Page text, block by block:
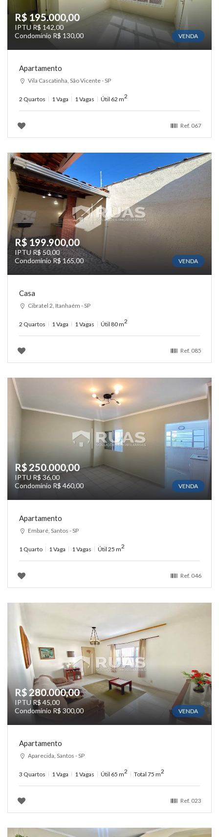
R$ 195.000,00
IPTU R$ 142,00
Condomínio R$ 130,00
VENDA
Apartamento
Vila Cascatinha, São Vicente - SP
2 Quartos 1 Vaga 1 Vagas Útil 62 m2
Ref. 067
R$ 199.900,00
IPTU R$ 50,00
Condomínio R$ 165,00
VENDA
Casa
Cibratel 2, Itanhaém - SP
2 Quartos 1 Vaga 1 Vagas Útil 80 m2
Ref. 085
R$ 250.000,00
IPTU R$ 36,00
Condomínio R$ 460,00
VENDA
Apartamento
Embaré, Santos - SP
1 Quarto 1 Vaga 1 Vagas Útil 25 m2
Ref. 046
R$ 280.000,00
IPTU R$ 45,00
Condomínio R$ 300,00
VENDA
Apartamento
Aparecida, Santos - SP
3 Quartos 1 Vaga 1 Vagas Útil 65 m2 Total 75 m2
Ref. 023